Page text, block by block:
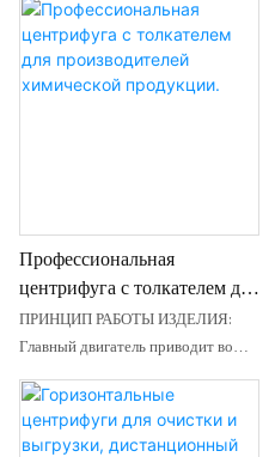
Профессиональная
центрифуга с толкателем для
производителей химической
продукции.
ПРИНЦИП РАБОТЫ ИЗДЕЛИЯ:
Главный двигатель приводит во
вращение внутреннюю и внешнюю
чаши на полной скорости.
Материалы непрерывно подаются